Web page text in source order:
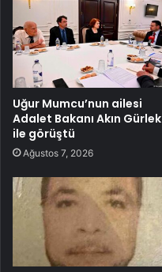
Uğur Mumcu’nun ailesi
Adalet Bakanı Akın Gürlek
ile görüştü
Ağustos 7, 2026